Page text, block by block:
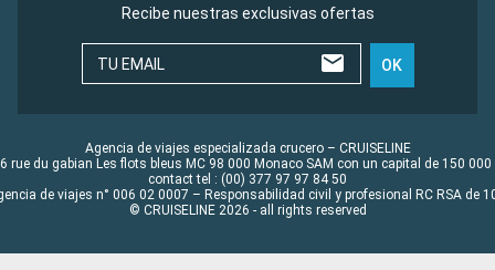
Recibe nuestras exclusivas ofertas
TU EMAIL OK
Agencia de viajes especializada crucero – CRUISELINE
rue du gabian Les flots bleus MC 98 000 Monaco SAM con un capital de 150 000
contact tel : (00) 377 97 97 84 50
de viajes n° 006 02 0007 – Responsabilidad civil y profesional RC RSA de
© CRUISELINE 2026 - all rights reserved